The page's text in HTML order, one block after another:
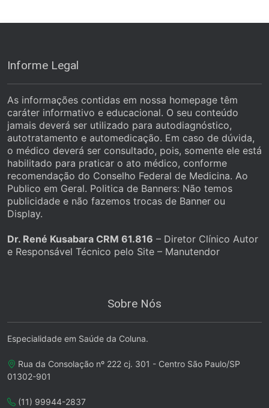
Informe Legal
As informações contidas em nossa homepage têm
caráter informativo e educacional. O seu conteúdo
jamais deverá ser utilizado para autodiagnóstico,
autotratamento e automedicação. Em caso de dúvida,
o médico deverá ser consultado, pois, somente ele está
habilitado para praticar o ato médico, conforme
recomendação do Conselho Federal de Medicina. Ao
Publico em Geral. Politica de Banners: Não temos
publicidade e não fazemos trocas de Banner ou
Display.
Dr. René Kusabara CRM 61.816 – Diretor Clínico Autor
e Responsável Técnico pelo Site – Manutendor
Sobre Nós
Especialidade em Saúde da Coluna.
Rua da Consolação nº 222 cj. 301 - Centro São Paulo/SP
01302-901
(11) 99944-2837